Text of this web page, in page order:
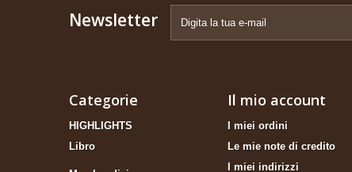
Newsletter
Categorie
HIGHLIGHTS
Libro
Il mio account
I miei ordini
Le mie note di credito
I miei indirizzi